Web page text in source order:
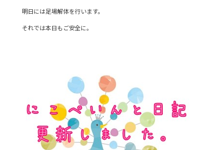
明日には足場解体を行います。
それでは本日もご安全に。